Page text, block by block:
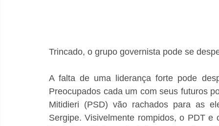
Trincado, o grupo governista pode se
A falta de uma liderança forte pode
Preocupados cada um com seus futuros
Mitidieri (PSD) vão rachados para as
Sergipe. Visivelmente rompidos, o PDT